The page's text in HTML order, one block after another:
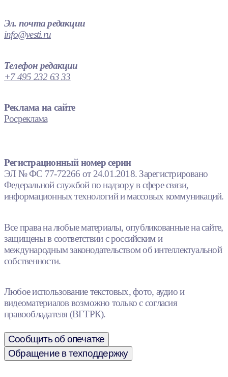
Эл. почта редакции
info@vesti.ru
Телефон редакции
+7 495 232 63 33
Реклама на сайте
Росреклама
Регистрационный номер серии
ЭЛ № ФС 77-72266 от 24.01.2018. Зарегистрировано
Федеральной службой по надзору в сфере связи,
информационных технологий и массовых коммуникаций.
Все права на любые материалы, опубликованные на сайте,
защищены в соответствии с российским и
международным законодательством об интеллектуальной
собственности.
Любое использование текстовых, фото, аудио и
видеоматериалов возможно только с согласия
правообладателя (ВГТРК).
Сообщить об опечатке
Обращение в техподдержку